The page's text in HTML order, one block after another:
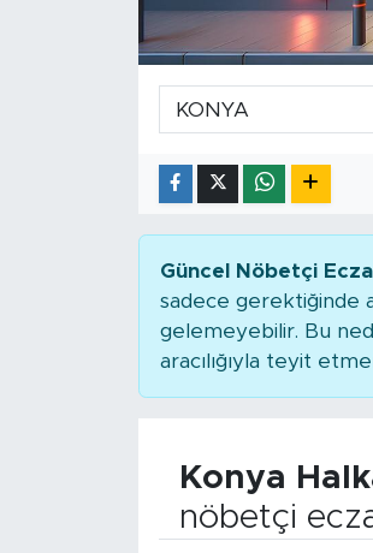
Güncel Nöbetçi
sadece gerektiğinde
gelemeyebilir. Bu
aracılığıyla teyit
Konya
nöbetçi